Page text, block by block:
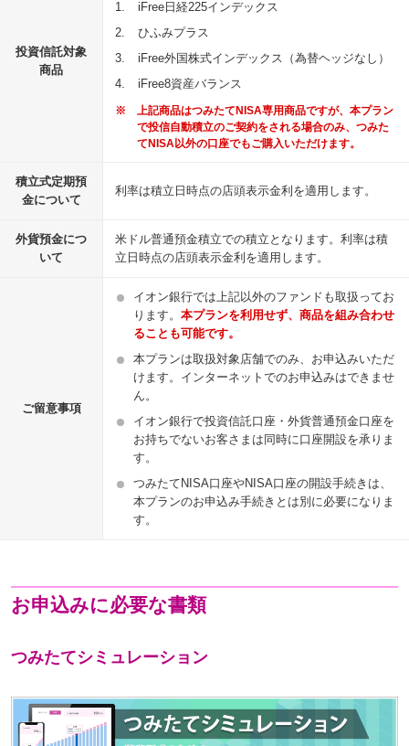
投資信託対象
商品
1.
iFree日経225インデックス
2.
ひふみプラス
3.
iFree外国株式インデックス（為替ヘッジなし）
4.
iFree8資産バランス
※
上記商品はつみたてNISA専用商品ですが、本プラン
で投信自動積立のご契約をされる場合のみ、つみた
てNISA以外の口座でもご購入いただけます。
積立式定期預
金について
利率は積立日時点の店頭表示金利を適用します。
外貨預金につ
いて
米ドル普通預金積立での積立となります。利率は積
立日時点の店頭表示金利を適用します。
ご留意事項
イオン銀行では上記以外のファンドも取扱ってお
ります。 本プランを利用せず、商品を組み合わせ
ることも可能です。
本プランは取扱対象店舗でのみ、お申込みいただ
けます。インターネットでのお申込みはできませ
ん。
イオン銀行で投資信託口座・外貨普通預金口座を
お持ちでないお客さまは同時に口座開設を承りま
す。
つみたてNISA口座やNISA口座の開設手続きは、
本プランのお申込み手続きとは別に必要になりま
す。
お申込みに必要な書類
つみたてシミュレーション